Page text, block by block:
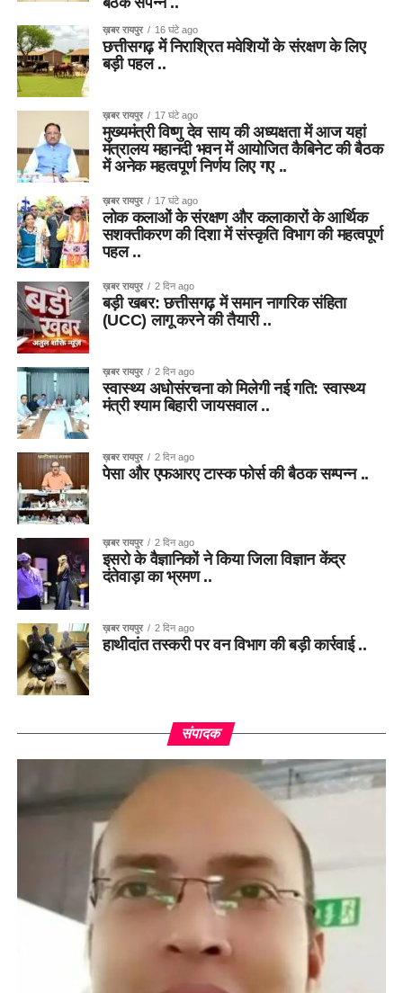
ख़बर रायपुर 16 घंटे ago
छत्तीसगढ़ में निराश्रित मवेशियों के संरक्षण के लिए
बड़ी पहल ..
ख़बर रायपुर 17 घंटे ago
मुख्यमंत्री विष्णु देव साय की अध्यक्षता में आज यहां
मंत्रालय महानदी भवन में आयोजित कैबिनेट की बैठक
में अनेक महत्वपूर्ण निर्णय लिए गए ..
ख़बर रायपुर 17 घंटे ago
लोक कलाओं के संरक्षण और कलाकारों के आर्थिक
सशक्तीकरण की दिशा में संस्कृति विभाग की महत्वपूर्ण
पहल ..
ख़बर रायपुर 2 दिन ago
बड़ी खबर: छत्तीसगढ़ में समान नागरिक संहिता
(UCC) लागू करने की तैयारी ..
ख़बर रायपुर 2 दिन ago
स्वास्थ्य अधोसंरचना को मिलेगी नई गति: स्वास्थ्य
मंत्री श्याम बिहारी जायसवाल ..
ख़बर रायपुर 2 दिन ago
पेसा और एफआरए टास्क फोर्स की बैठक सम्पन्न ..
ख़बर रायपुर 2 दिन ago
इसरो के वैज्ञानिकों ने किया जिला विज्ञान केंद्र
दंतेवाड़ा का भ्रमण ..
ख़बर रायपुर 2 दिन ago
हाथीदांत तस्करी पर वन विभाग की बड़ी कार्रवाई ..
संपादक